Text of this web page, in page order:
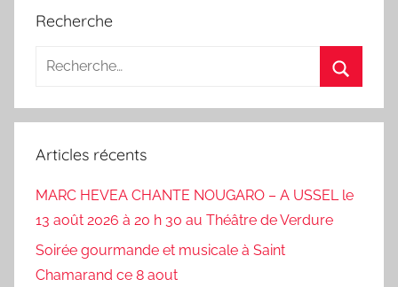
Recherche
Recherche
:
Articles récents
MARC HEVEA CHANTE NOUGARO – A USSEL le
13 août 2026 à 20 h 30 au Théâtre de Verdure
Soirée gourmande et musicale à Saint
Chamarand ce 8 aout